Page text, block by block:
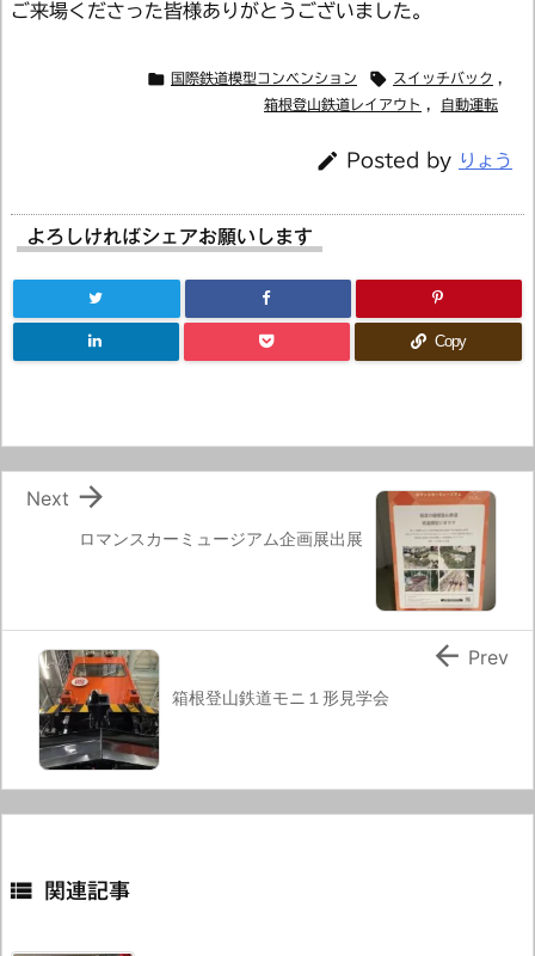
ご来場くださった皆様ありがとうございました。
 国際鉄道模型コンベンション  スイッチバック
箱根登山鉄道レイアウト
自動運転
 Posted by りょう
よろしければシェアお願いします
Copy
ロマンスカーミュージアム企画展出展

Next
箱根登山鉄道モニ１形見学会
 Prev
 関連記事